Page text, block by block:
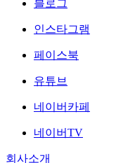
블로그
인스타그램
페이스북
유튜브
네이버카페
네이버TV
회사소개